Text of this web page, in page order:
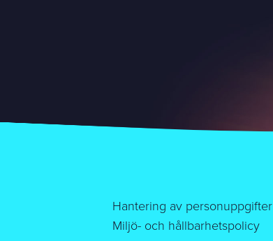
Hantering av personuppgifter
Miljö- och hållbarhetspolicy